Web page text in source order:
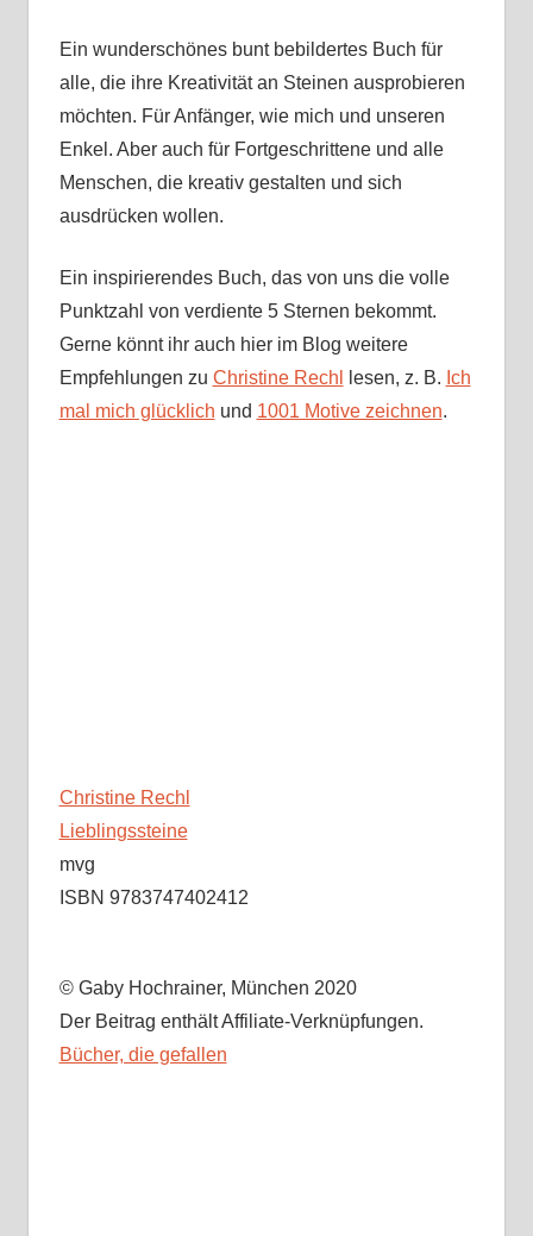
Ein wunderschönes bunt bebildertes Buch für
alle, die ihre Kreativität an Steinen ausprobieren
möchten. Für Anfänger, wie mich und unseren
Enkel. Aber auch für Fortgeschrittene und alle
Menschen, die kreativ gestalten und sich
ausdrücken wollen.
Ein inspirierendes Buch, das von uns die volle
Punktzahl von verdiente 5 Sternen bekommt.
Gerne könnt ihr auch hier im Blog weitere
Empfehlungen zu Christine Rechl lesen, z. B. Ich
mal mich glücklich und 1001 Motive zeichnen.
Christine Rechl
Lieblingssteine
mvg
ISBN 9783747402412
© Gaby Hochrainer, München 2020
Der Beitrag enthält Affiliate-Verknüpfungen.
Bücher, die gefallen